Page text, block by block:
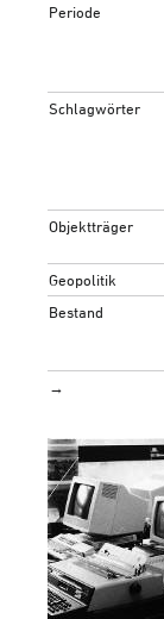
Periode
Schlagwörter
Objektträger
Geopolitik
Bestand
→